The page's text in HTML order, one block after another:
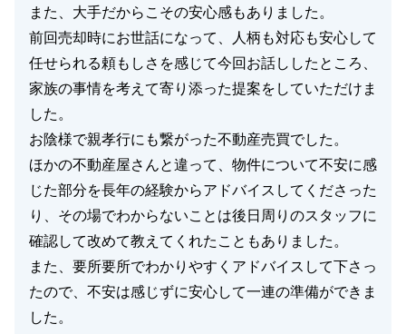
閉じる
また、大手だからこその安心感もありました。
前回売却時にお世話になって、人柄も対応も安心して
任せられる頼もしさを感じて今回お話ししたところ、
家族の事情を考えて寄り添った提案をしていただけま
した。
お陰様で親孝行にも繋がった不動産売買でした。
ほかの不動産屋さんと違って、物件について不安に感
じた部分を長年の経験からアドバイスしてくださった
り、その場でわからないことは後日周りのスタッフに
確認して改めて教えてくれたこともありました。
また、要所要所でわかりやすくアドバイスして下さっ
たので、不安は感じずに安心して一連の準備ができま
した。